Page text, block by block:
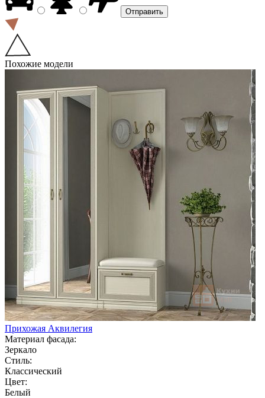
Похожие модели
Прихожая Аквилегия
Материал фасада:
Зеркало
Стиль:
Классический
Цвет:
Белый